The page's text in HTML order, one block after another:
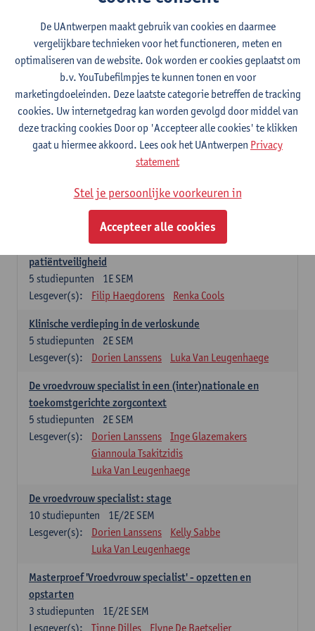
Caroline Masquillier Laura Mortelmans
Verplichte opleidingsonderdelen - Vroedvrouw
specialist
Leiderschap als regie van zorg: concepten en
vaardigheden
1E SEM
studiepunten
Lesgever(s):
Erik Franck
Sandrine Meynendonckx
Stijn Slootmans
Ines Vercalsteren
1E SEM
studiepunten
De professional als beheerder van kwaliteitszorg en
patiëntveiligheid
1E SEM
5 studiepunten
Lesgever(s):
Filip Haegdorens Renka Cools
Klinische verdieping in de verloskunde
2E SEM
5 studiepunten
Lesgever(s):
Dorien Lanssens Luka Van Leugenhaege
De vroedvrouw specialist in een (inter)nationale en
toekomstgerichte zorgcontext
2E SEM
5 studiepunten
Lesgever(s):
Dorien Lanssens
Inge Glazemakers
Giannoula Tsakitzidis
Luka Van Leugenhaege
De vroedvrouw specialist: stage
1E/2E SEM
10studiepunten
Lesgever(s):
Dorien Lanssens
Kelly Sabbe
Luka Van Leugenhaege
Masterproef 'Vroedvrouw specialist' - opzetten en
opstarten
1E/2E SEM
3 studiepunten
Lesgever(s):
Tinne Dilles Elyne De Baetselier
De UAntwerpen maakt gebruik van cookies en daarmee
vergelijkbare technieken voor het functioneren, meten en
optimaliseren van de website. Ook worden er cookies geplaatst om
b.v. YouTubefilmpjes te kunnen tonen en voor
marketingdoeleinden. Deze laatste categorie betreffen de tracking
cookies. Uw internetgedrag kan worden gevolgd door middel van
deze tracking cookies Door op 'Accepteer alle cookies' te klikken
gaat u hiermee akkoord. Lees ook het UAntwerpen Privacy
statement
Stel je persoonlijke voorkeuren in
Accepteer alle cookies